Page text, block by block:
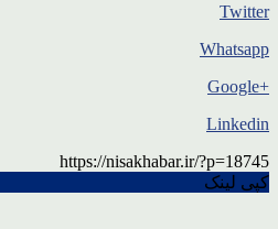
Twitter
Whatsapp
+Google
Linkedin
https://nisakhabar.ir/?p=18745
کپی لینک